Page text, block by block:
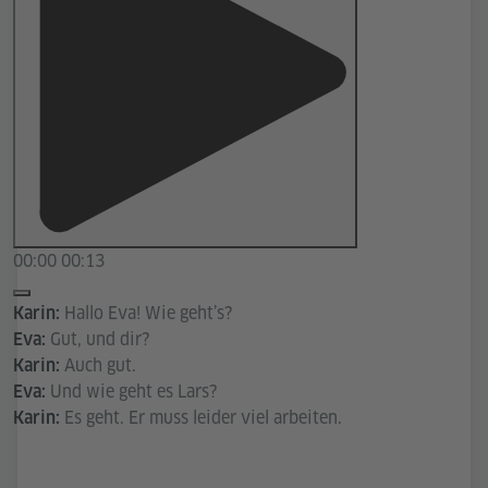
00:00 00:13
Karin: Hallo Eva! Wie geht’s?
Eva: Gut, und dir?
Karin: Auch gut.
Eva: Und wie geht es Lars?
Karin: Es geht. Er muss leider viel arbeiten.